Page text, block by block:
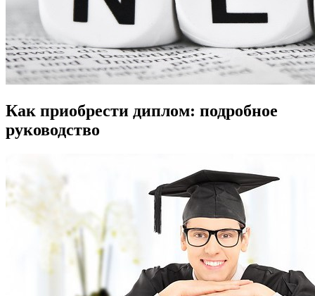
Как приобрести диплом: подробное
руководство